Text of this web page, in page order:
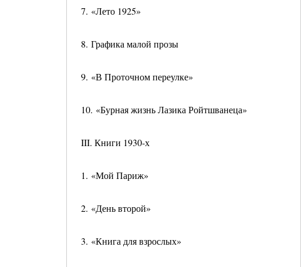
7. «Лето 1925»
8. Графика малой прозы
9. «В Проточном переулке»
10. «Бурная жизнь Лазика Ройтшванеца»
III. Книги 1930-х
1. «Мой Париж»
2. «День второй»
3. «Книга для взрослых»